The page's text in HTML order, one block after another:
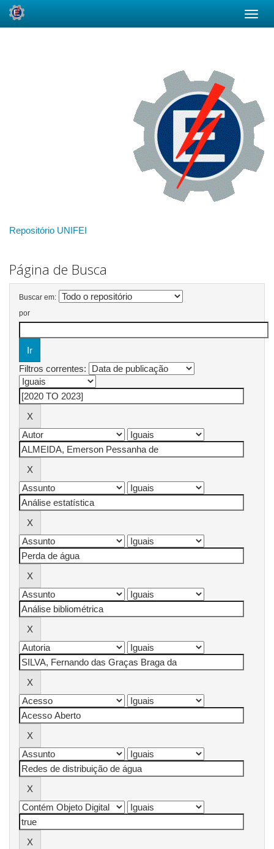
Repositório UNIFEI
Página de Busca
Buscar em:
por
Filtros correntes: